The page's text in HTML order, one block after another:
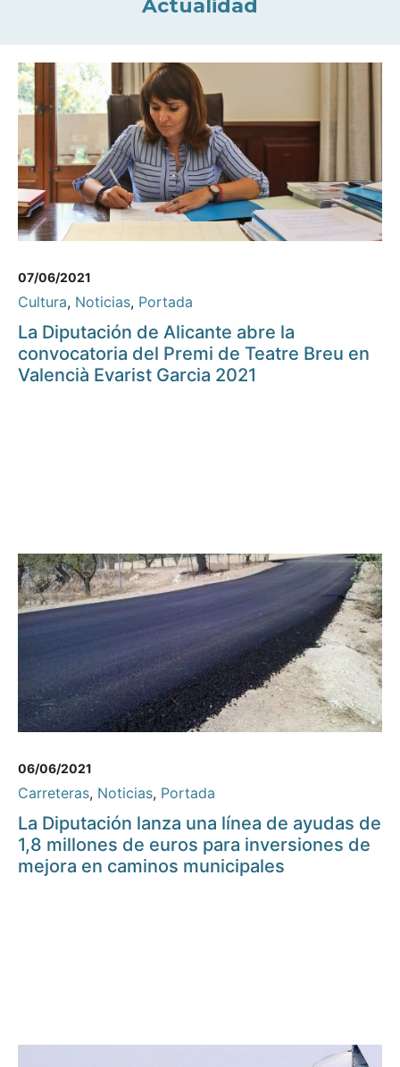
Actualidad
07/06/2021
Cultura, Noticias, Portada
La Diputación de Alicante abre la
convocatoria del Premi de Teatre Breu en
Valencià Evarist Garcia 2021
06/06/2021
Carreteras, Noticias, Portada
La Diputación lanza una línea de ayudas de
1,8 millones de euros para inversiones de
mejora en caminos municipales